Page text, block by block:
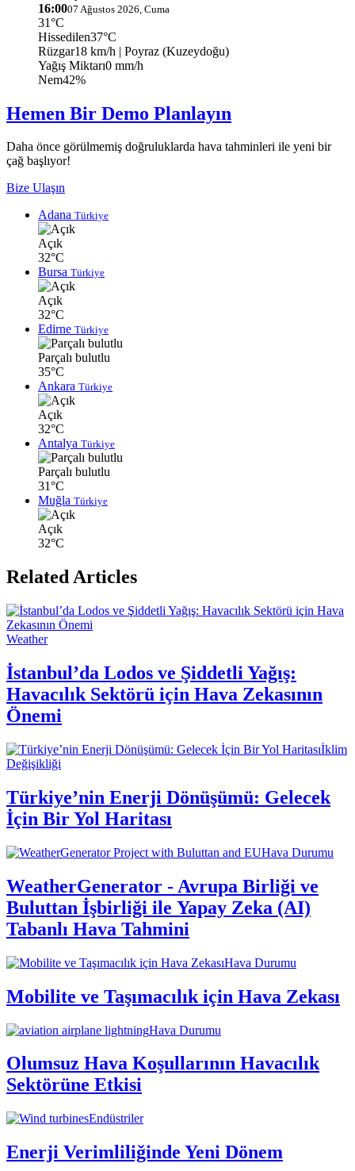
16:0007 Ağustos 2026, Cuma
31°C
Hissedilen37°C
Rüzgar18 km/h | Poyraz (Kuzeydoğu)
Yağış Miktarı0 mm/h
Nem42%
Hemen Bir Demo Planlayın
Daha önce görülmemiş doğruluklarda hava tahminleri ile yeni bir
çağ başlıyor!
Bize Ulaşın
Adana Türkiye
Açık
32°C
Bursa Türkiye
Açık
32°C
Edirne Türkiye
Parçalı bulutlu
35°C
Ankara Türkiye
Açık
32°C
Antalya Türkiye
Parçalı bulutlu
31°C
Muğla Türkiye
Açık
32°C
Related Articles
Weather
İstanbul’da Lodos ve Şiddetli Yağış:
Havacılık Sektörü için Hava Zekasının
Önemi
İklim
Değişikliği
Türkiye’nin Enerji Dönüşümü: Gelecek
İçin Bir Yol Haritası
Hava Durumu
WeatherGenerator - Avrupa Birliği ve
Buluttan İşbirliği ile Yapay Zeka (AI)
Tabanlı Hava Tahmini
Hava Durumu
Mobilite ve Taşımacılık için Hava Zekası
Hava Durumu
Olumsuz Hava Koşullarının Havacılık
Sektörüne Etkisi
Endüstriler
Enerji Verimliliğinde Yeni Dönem